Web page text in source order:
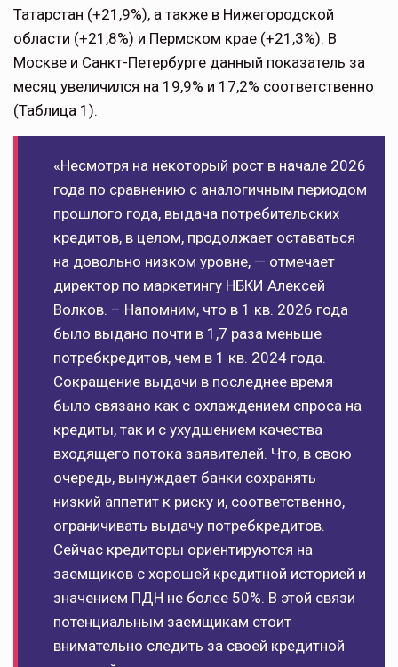
Татарстан (+21,9%), а также в Нижегородской
области (+21,8%) и Пермском крае (+21,3%). В
Москве и Санкт-Петербурге данный показатель за
месяц увеличился на 19,9% и 17,2% соответственно
(Таблица 1).
«Несмотря на некоторый рост в начале 2026
года по сравнению с аналогичным периодом
прошлого года, выдача потребительских
кредитов, в целом, продолжает оставаться
на довольно низком уровне, — отмечает
директор по маркетингу НБКИ Алексей
Волков. – Напомним, что в 1 кв. 2026 года
было выдано почти в 1,7 раза меньше
потребкредитов, чем в 1 кв. 2024 года.
Сокращение выдачи в последнее время
было связано как с охлаждением спроса на
кредиты, так и с ухудшением качества
входящего потока заявителей. Что, в свою
очередь, вынуждает банки сохранять
низкий аппетит к риску и, соответственно,
ограничивать выдачу потребкредитов.
Сейчас кредиторы ориентируются на
заемщиков с хорошей кредитной историей и
значением ПДН не более 50%. В этой связи
потенциальным заемщикам стоит
внимательно следить за своей кредитной